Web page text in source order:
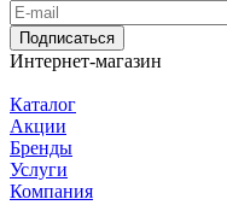
Подписаться
Интернет-магазин
Каталог
Акции
Бренды
Услуги
Компания